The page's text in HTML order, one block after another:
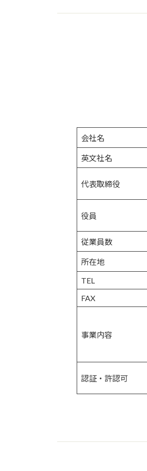
会社名
英文社名
代表取締役
役員
従業員数
所在地
TEL
FAX
事業内容
認証・許認可